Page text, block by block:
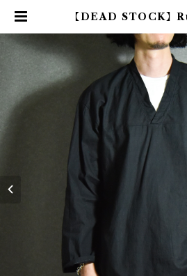
【DEAD STOCK】
シア軍 Vネック スリー
ツ 黒染め | mark &
ークアンドカラ